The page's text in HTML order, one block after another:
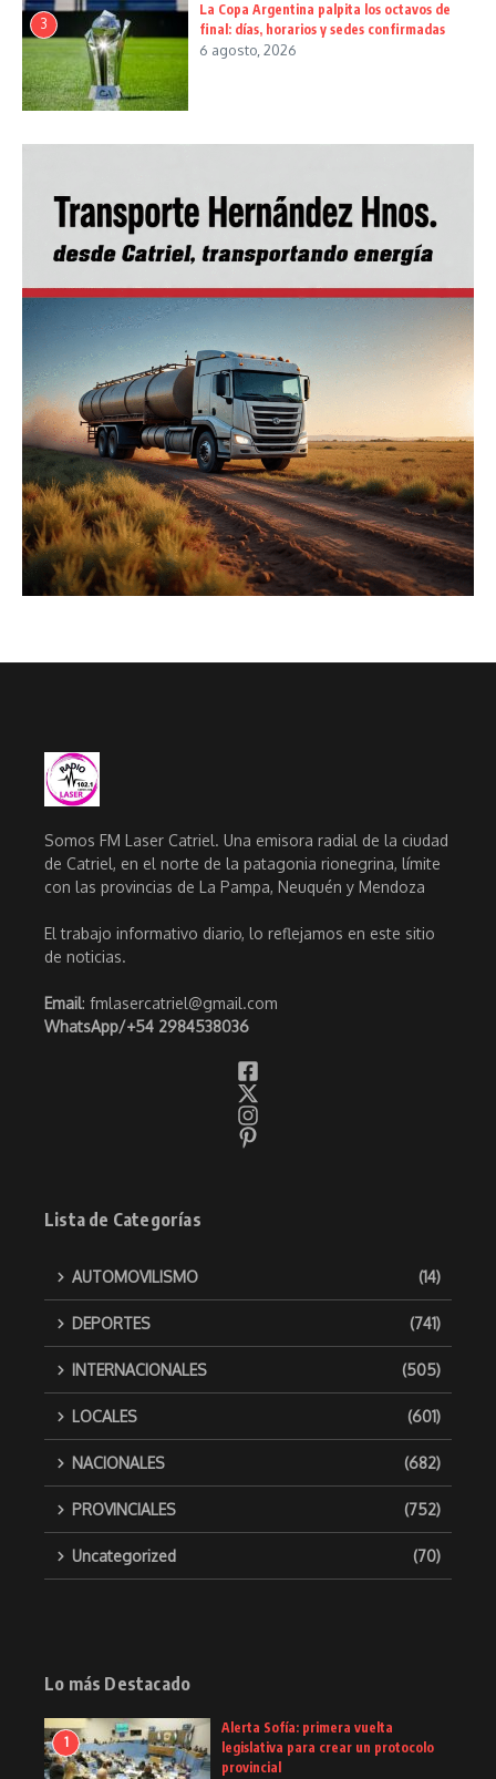
3
La Copa Argentina palpita los octavos de
final: días, horarios y sedes confirmadas
6 agosto, 2026
Somos FM Laser Catriel. Una emisora radial de la ciudad
de Catriel, en el norte de la patagonia rionegrina, límite
con las provincias de La Pampa, Neuquén y Mendoza
El trabajo informativo diario, lo reflejamos en este sitio
de noticias.
Email: fmlasercatriel@gmail.com
WhatsApp/+54 2984538036
Lista de Categorías
AUTOMOVILISMO (14)
DEPORTES (741)
INTERNACIONALES (505)
LOCALES (601)
NACIONALES (682)
PROVINCIALES (752)
Uncategorized (70)
Lo más Destacado
1
Alerta Sofía: primera vuelta
legislativa para crear un protocolo
provincial